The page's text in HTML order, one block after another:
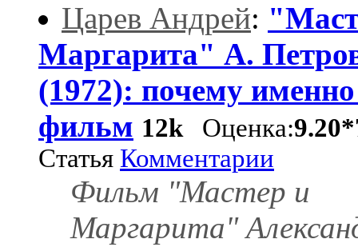
Царев Андрей:
Маргарита" А.
(1972): почему именно
фильм 12k Оценка:
Статья Комментарии
Фильм "Мастер и
Маргарита"